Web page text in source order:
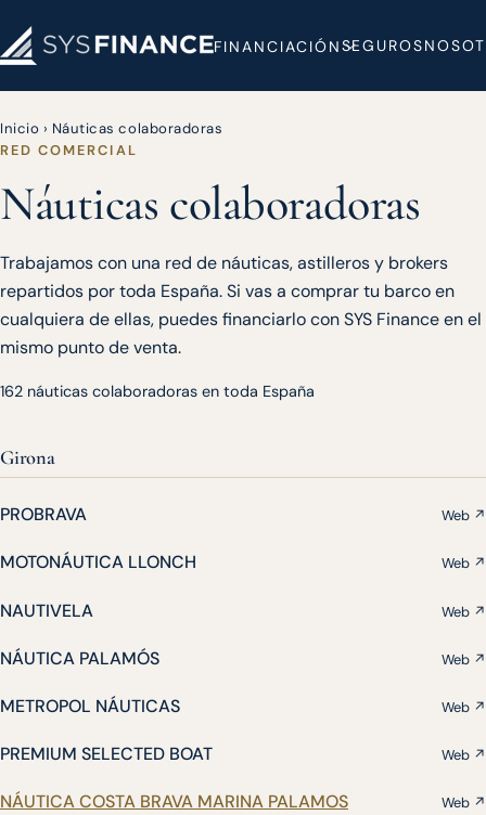
FINANCIACIÓNSEGUROS
Inicio › Náuticas colaboradoras
RED COMERCIAL
Náuticas colaboradoras
Trabajamos con una red de náuticas, astilleros y brokers
repartidos por toda España. Si vas a comprar tu barco en
cualquiera de ellas, puedes financiarlo con SYS Finance en el
mismo punto de venta.
162 náuticas colaboradoras en toda España
Girona
PROBRAVA Web ↗
MOTONÁUTICA LLONCH Web ↗
NAUTIVELA Web ↗
NÁUTICA PALAMÓS Web ↗
METROPOL NÁUTICAS Web ↗
PREMIUM SELECTED BOAT Web ↗
NÁUTICA COSTA BRAVA MARINA PALAMOS Web ↗